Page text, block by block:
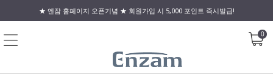
★ 엔잠 홈페이지 오픈기념 ★ 회원가입 시 5,000 포인트 즉시발급!
0